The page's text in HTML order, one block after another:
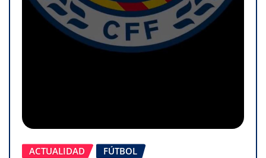
ACTUALIDAD
FÚTBOL